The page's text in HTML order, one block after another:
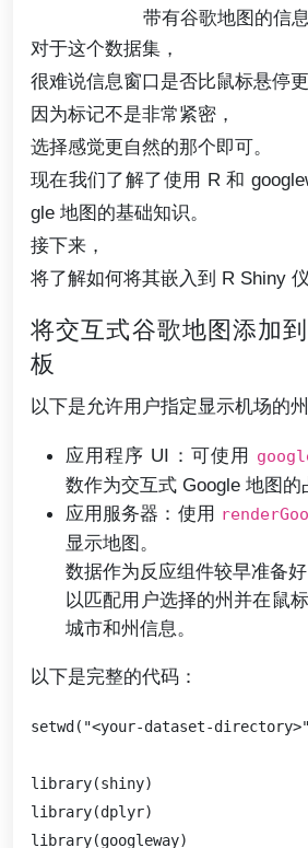
带有谷歌地图的信
对于这个数据集，
很难说信息窗口是否比鼠标悬停更
因为标记不是非常紧密，
选择感觉更自然的那个即可。
现在我们了解了使用 R 和
gle 地图的基础知识。
接下来，
将了解如何将其嵌入到 R Shiny 仪
将交互式谷歌地图添加
板
以下是允许用户指定显示机场的州
应用程序 UI：可使用
数作为交互式 Google 地图的
应用服务器：使用
显示地图。
数据作为反应组件较早准备好
以匹配用户选择的州并在鼠
城市和州信息。
以下是完整的代码：
setwd("<your-dataset-
library(shiny)
library(dplyr)
library(googleway)